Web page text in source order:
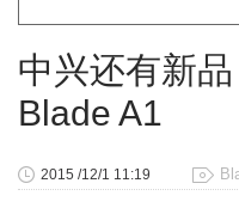
中兴还有新
Blade A1
2015 /12/1 11:19